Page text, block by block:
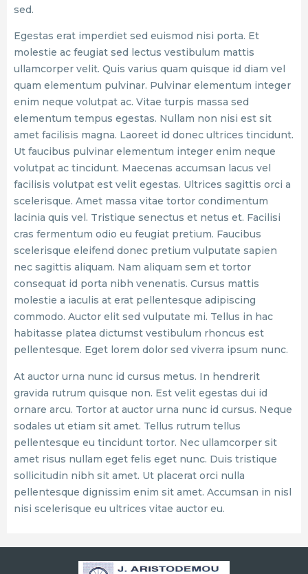
sed.
Egestas erat imperdiet sed euismod nisi porta. Et
molestie ac feugiat sed lectus vestibulum mattis
ullamcorper velit. Quis varius quam quisque id diam vel
quam elementum pulvinar. Pulvinar elementum integer
enim neque volutpat ac. Vitae turpis massa sed
elementum tempus egestas. Nullam non nisi est sit
amet facilisis magna. Laoreet id donec ultrices tincidunt.
Ut faucibus pulvinar elementum integer enim neque
volutpat ac tincidunt. Maecenas accumsan lacus vel
facilisis volutpat est velit egestas. Ultrices sagittis orci a
scelerisque. Amet massa vitae tortor condimentum
lacinia quis vel. Tristique senectus et netus et. Facilisi
cras fermentum odio eu feugiat pretium. Faucibus
scelerisque eleifend donec pretium vulputate sapien
nec sagittis aliquam. Nam aliquam sem et tortor
consequat id porta nibh venenatis. Cursus mattis
molestie a iaculis at erat pellentesque adipiscing
commodo. Auctor elit sed vulputate mi. Tellus in hac
habitasse platea dictumst vestibulum rhoncus est
pellentesque. Eget lorem dolor sed viverra ipsum nunc.
At auctor urna nunc id cursus metus. In hendrerit
gravida rutrum quisque non. Est velit egestas dui id
ornare arcu. Tortor at auctor urna nunc id cursus. Neque
sodales ut etiam sit amet. Tellus rutrum tellus
pellentesque eu tincidunt tortor. Nec ullamcorper sit
amet risus nullam eget felis eget nunc. Duis tristique
sollicitudin nibh sit amet. Ut placerat orci nulla
pellentesque dignissim enim sit amet. Accumsan in nisl
nisi scelerisque eu ultrices vitae auctor eu.